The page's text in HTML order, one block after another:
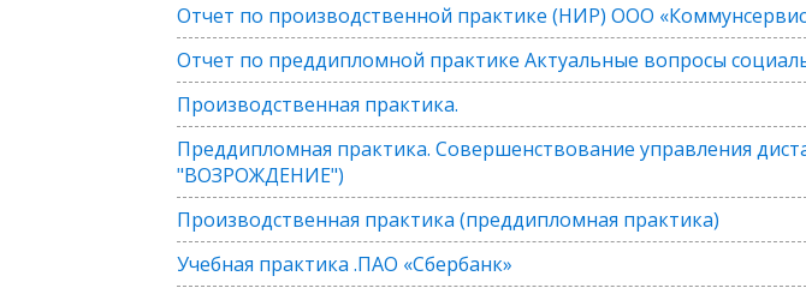
Отчет по производственной практике (НИР) ООО
Отчет по преддипломной практике Актуальные вопросы
Производственная практика.
Преддипломная практика. Совершенствование управления
"ВОЗРОЖДЕНИЕ")
Производственная практика (преддипломная практика)
Учебная практика .ПАО «Сбербанк»